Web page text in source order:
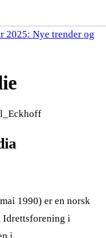
2025: Nye trender og
1990) er en norsk
Idrettsforening i